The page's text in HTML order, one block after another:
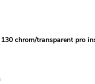
chrom/transparent pro